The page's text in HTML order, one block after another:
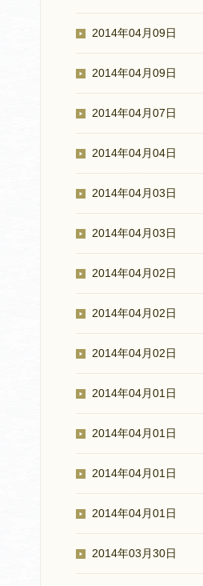
2014年04月09日
2014年04月09日
2014年04月07日
2014年04月04日
2014年04月03日
2014年04月03日
2014年04月02日
2014年04月02日
2014年04月02日
2014年04月01日
2014年04月01日
2014年04月01日
2014年04月01日
2014年03月30日